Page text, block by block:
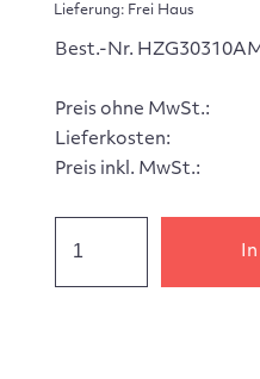
Lieferung: Frei Haus
Best.-Nr.
Preis ohne MwSt.:
Lieferkosten:
Preis inkl. MwSt.: